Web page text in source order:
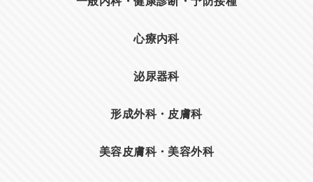
心療内科
泌尿器科
形成外科・皮膚科
美容皮膚科・美容外科